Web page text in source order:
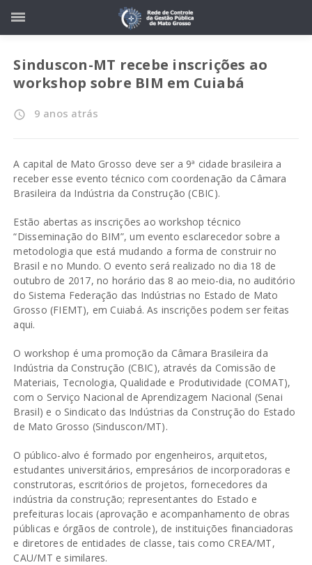
Sinduscon-MT recebe inscrições ao
workshop sobre BIM em Cuiabá
access_time 9 anos atrás
A capital de Mato Grosso deve ser a 9ª cidade brasileira a
receber esse evento técnico com coordenação da Câmara
Brasileira da Indústria da Construção (CBIC).
Estão abertas as inscrições ao workshop técnico
“Disseminação do BIM”, um evento esclarecedor sobre a
metodologia que está mudando a forma de construir no
Brasil e no Mundo. O evento será realizado no dia 18 de
outubro de 2017, no horário das 8 ao meio-dia, no auditório
do Sistema Federação das Indústrias no Estado de Mato
Grosso (FIEMT), em Cuiabá. As inscrições podem ser feitas
aqui.
O workshop é uma promoção da Câmara Brasileira da
Indústria da Construção (CBIC), através da Comissão de
Materiais, Tecnologia, Qualidade e Produtividade (COMAT),
com o Serviço Nacional de Aprendizagem Nacional (Senai
Brasil) e o Sindicato das Indústrias da Construção do Estado
de Mato Grosso (Sinduscon/MT).
O público-alvo é formado por engenheiros, arquitetos,
estudantes universitários, empresários de incorporadoras e
construtoras, escritórios de projetos, fornecedores da
indústria da construção; representantes do Estado e
prefeituras locais (aprovação e acompanhamento de obras
públicas e órgãos de controle), de instituições financiadoras
e diretores de entidades de classe, tais como CREA/MT,
CAU/MT e similares.